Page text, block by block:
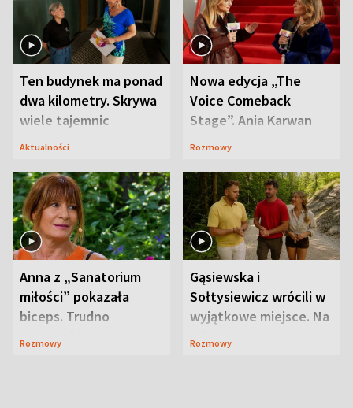
Ten budynek ma ponad
dwa kilometry. Skrywa
wiele tajemnic
Aktualności
Nowa edycja „The
Voice Comeback
Stage”. Ania Karwan
zapowiada
Rozmowy
Anna z „Sanatorium
miłości” pokazała
biceps. Trudno
uwierzyć, co przeszła
Rozmowy
Gąsiewska i
Sołtysiewicz wrócili w
wyjątkowe miejsce. Na
szlaku czekał
Rozmowy